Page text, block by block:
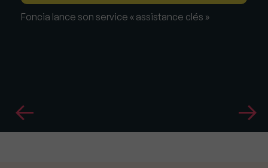
Foncia lance son service « assistance clés »